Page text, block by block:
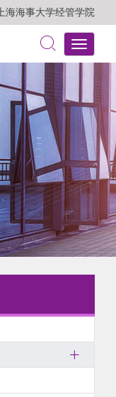
上海海事大学经管学院
Toggle